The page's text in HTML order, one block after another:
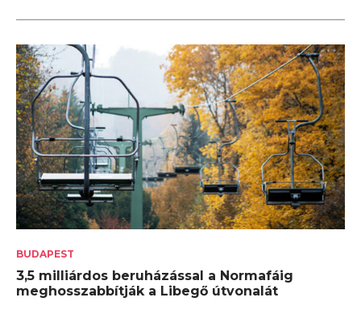
BUDAPEST
3,5 milliárdos beruházással a Normafáig
meghosszabbítják a Libegő útvonalát